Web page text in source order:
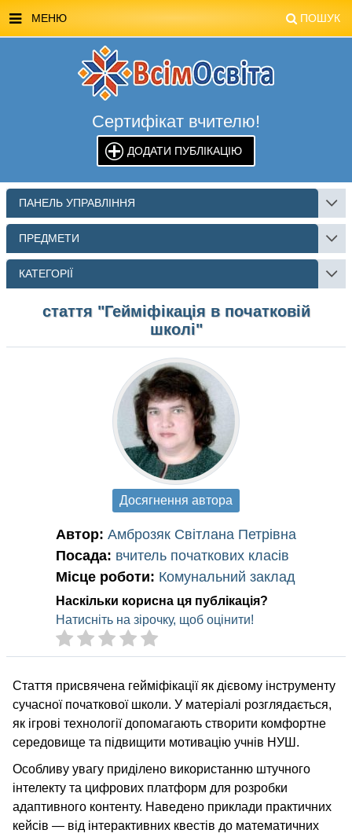
МЕНЮ ПОШУК
МАГАЗИН ВСІМОСВІТА
СТЕНДИ ВСІМОСВІТА
РЕКЛАМА НА САЙТІ
КОНТАКТИ
ПОШУК
Сертифікат вчителю!
ДОДАТИ ПУБЛІКАЦІЮ
ПАНЕЛЬ УПРАВЛІННЯ
ПРЕДМЕТИ
КАТЕГОРІЇ
стаття "Гейміфікація в початковій
школі"
Автор: Амброзяк Світлана Петрівна
Посада: вчитель початкових класів
Місце роботи: Комунальний заклад
Наскільки корисна ця публікація?
Натисніть на зірочку, щоб оцінити!
Досягнення автора
Стаття присвячена гейміфікації як дієвому інструменту
сучасної початкової школи. У матеріалі розглядається,
як ігрові технології допомагають створити комфортне
середовище та підвищити мотивацію учнів НУШ.
Особливу увагу приділено використанню штучного
інтелекту та цифрових платформ для розробки
адаптивного контенту. Наведено приклади практичних
кейсів — від інтерактивних квестів до математичних